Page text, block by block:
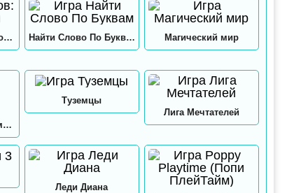
12 замков: Папа и дочки Найти Слово По Буквам Магический мир
Игра в кальмара: Амонг ас
Туземцы
Лига Мечтателей
Леди Диана